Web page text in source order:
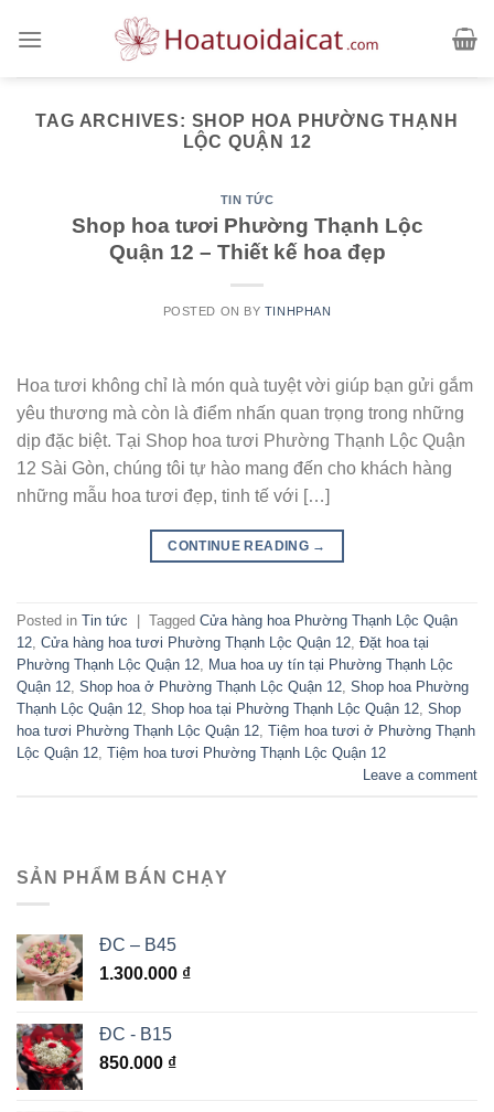
TAG ARCHIVES: SHOP HOA PHƯỜNG THẠNH
LỘC QUẬN 12
TIN TỨC
Shop hoa tươi Phường Thạnh Lộc
Quận 12 – Thiết kế hoa đẹp
POSTED ON BY TINHPHAN
Hoa tươi không chỉ là món quà tuyệt vời giúp bạn gửi gắm
yêu thương mà còn là điểm nhấn quan trọng trong những
dịp đặc biệt. Tại Shop hoa tươi Phường Thạnh Lộc Quận
12 Sài Gòn, chúng tôi tự hào mang đến cho khách hàng
những mẫu hoa tươi đẹp, tinh tế với […]
CONTINUE READING →
Posted in Tin tức Tagged Cửa hàng hoa Phường Thạnh Lộc Quận
12 Cửa hàng hoa tươi Phường Thạnh Lộc Quận 12 Đặt hoa tại
Phường Thạnh Lộc Quận 12
Mua hoa uy tín tại Phường Thạnh Lộc
Quận 12 Shop hoa ở Phường Thạnh Lộc Quận 12 Shop hoa Phường
Thạnh Lộc Quận 12 Shop hoa tại Phường Thạnh Lộc Quận 12 Shop
hoa tươi Phường Thạnh Lộc Quận 12 Tiệm hoa tươi ở Phường Thạnh
Lộc Quận 12 Tiệm hoa tươi Phường Thạnh Lộc Quận 12
Leave a comment
SẢN PHẨM BÁN CHẠY
ĐC – B45
1.300.000 ₫
ĐC - B15
850.000 ₫